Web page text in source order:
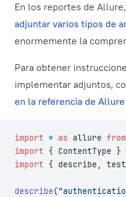
En los reportes de
adjuntar varios tipos de
enormemente la
Para obtener
implementar adjuntos,
en la referencia de Allure
import * as allure from
import { ContentType }
import { describe,
describe(